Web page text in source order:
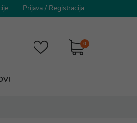
Prijava / Registracija
0